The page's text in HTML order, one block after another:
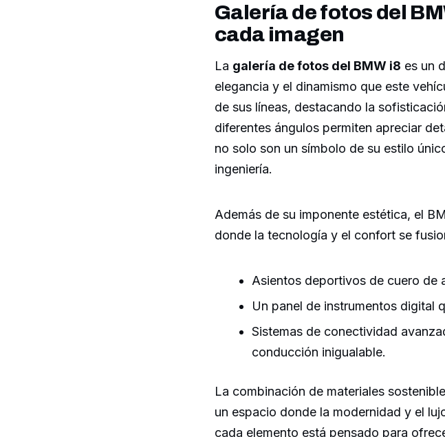
Galería de fotos del
cada imagen
La galería de fotos del BMW i8 es un
elegancia y el dinamismo que este
de sus líneas, destacando la
diferentes ángulos permiten apreciar
no solo son un símbolo de su estilo
ingeniería.
Además de su imponente estética, el
donde la tecnología y el confort se
Asientos deportivos de cuero de
Un panel de instrumentos digital
Sistemas de conectividad
conducción inigualable.
La combinación de materiales
un espacio donde la modernidad y el
cada elemento está pensado para